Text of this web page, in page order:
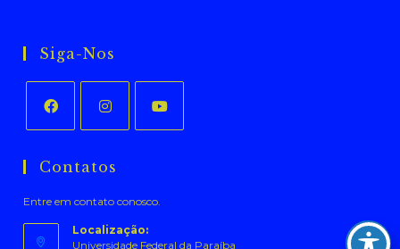
Siga-Nos
em
nova
aba
em
nova
aba
nova
aba
Contatos
Entre em contato conosco.
Localização:
Universidade Federal da Paraíba